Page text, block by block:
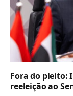
Fora do pleito:
reeleição ao